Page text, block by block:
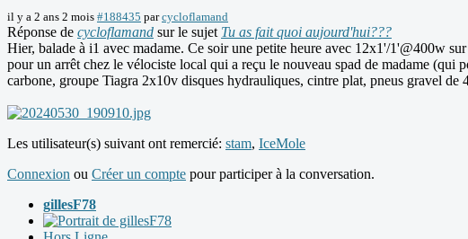
il y a 2 ans 2 mois #188435 parcycloflamand
Réponse de cycloflamand sur le sujet Tu as fait quoi aujourd'hui???
Hier, balade à i1 avec madame. Ce soir une petite heure avec 12x1'/1'@400w
pour un arrêt chez le vélociste local qui a reçu le nouveau spad de madame (qui
carbone, groupe Tiagra 2x10v disques hydrauliques, cintre plat, pneus gravel de
Les utilisateur(s) suivant ont remercié: stam, IceMole
Connexion ou Créer un compte pour participer à la conversation.
gillesF78